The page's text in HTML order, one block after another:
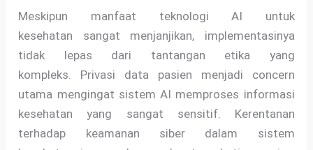
Meskipun manfaat teknologi AI untuk
kesehatan sangat menjanjikan, implementasinya
tidak lepas dari tantangan etika yang
kompleks. Privasi data pasien menjadi concern
utama mengingat sistem AI memproses informasi
kesehatan yang sangat sensitif. Kerentanan
terhadap keamanan siber dalam sistem